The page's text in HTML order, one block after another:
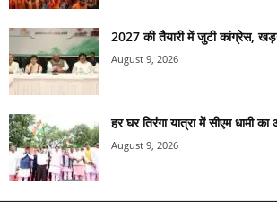
2027 की तैयारी में जुटी कांग्रेस,
August 9, 2026
हर घर तिरंगा यात्रा में सीएम धामी
August 9, 2026